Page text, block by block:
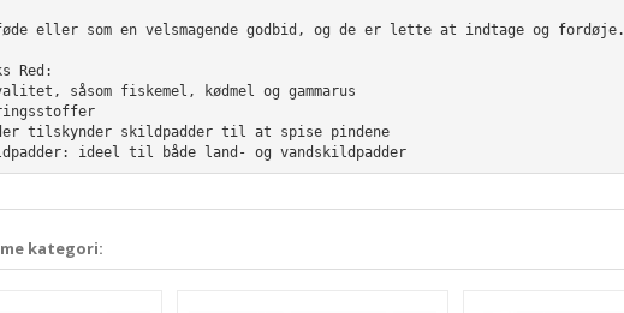
eller som en velsmagende godbid, og de er lette at indtage og fordøje.
Red:
såsom fiskemel, kødmel og gammarus
tilskynder skildpadder til at spise pindene
ideel til både land- og vandskildpadder
kategori: